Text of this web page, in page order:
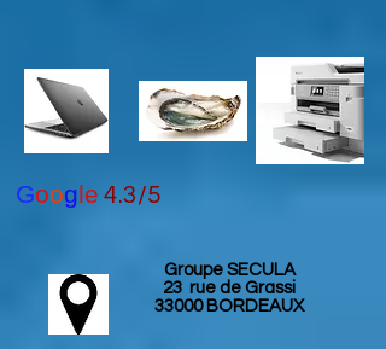
Google 4.3/5
Groupe SECULA
23 rue de Grassi
33000 BORDEAUX